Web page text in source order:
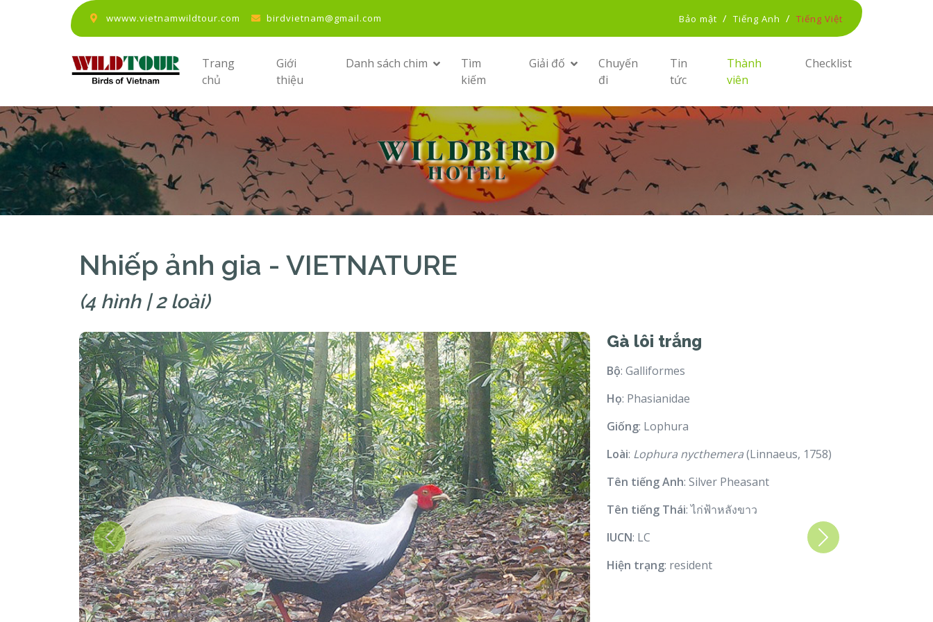
wwww.vietnamwildtour.com birdvietnam@gmail.com Bảo mật / Tiếng Anh / Tiếng Việt
Trang
chủ
Giới
thiệu
Danh sách chim
Tìm
kiếm
Giải đố
Chuyến
đi
Tin
tức
Thành
viên
Checklist
Nhiếp ảnh gia - VIETNATURE
(4 hình | 2 loài)
Gà lôi trắng
Bộ: Galliformes
Họ: Phasianidae
Giống: Lophura
Loài: Lophura nycthemera(Linnaeus, 1758)
Tên tiếng Anh: Silver Pheasant
Tên tiếng Thái: ไก่ฟ้าหลังขาว
IUCN: LC
Hiện trạng: resident
Previous Next